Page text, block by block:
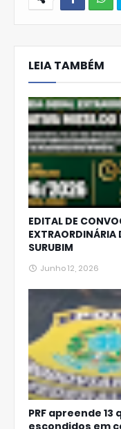
hats
Ap
LEIA TAMBÉM
EDITAL DE
SURUBIM
Junho 12, 2026
PRF apreende